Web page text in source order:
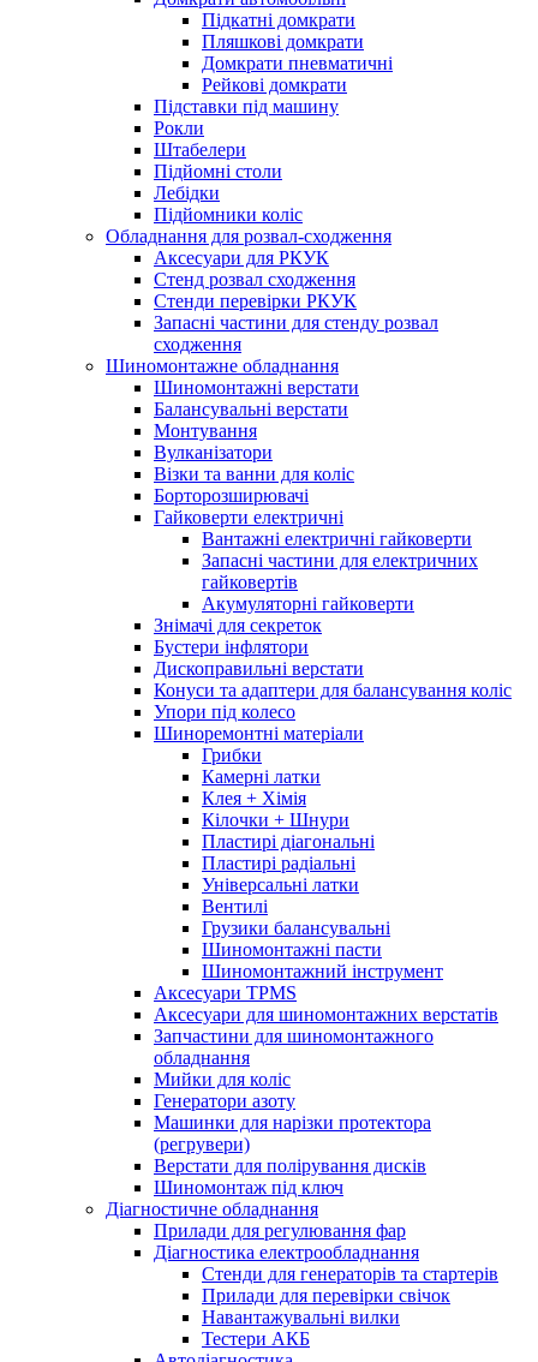
Підкатні домкрати
Пляшкові домкрати
Домкрати пневматичні
Рейкові домкрати
Підставки під машину
Рокли
Штабелери
Підйомні столи
Лебідки
Підйомники коліс
Обладнання для розвал-сходження
Аксесуари для РКУК
Стенд розвал сходження
Стенди перевірки РКУК
Запасні частини для стенду розвал
сходження
Шиномонтажне обладнання
Шиномонтажні верстати
Балансувальні верстати
Монтування
Вулканізатори
Візки та ванни для коліс
Борторозширювачі
Гайковерти електричні
Вантажні електричні гайковерти
Запасні частини для електричних
гайковертів
Акумуляторні гайковерти
Знімачі для секреток
Бустери інфлятори
Дископравильні верстати
Конуси та адаптери для балансування коліс
Упори під колесо
Шиноремонтні матеріали
Грибки
Камерні латки
Клея + Хімія
Кілочки + Шнури
Пластирі діагональні
Пластирі радіальні
Універсальні латки
Вентилі
Грузики балансувальні
Шиномонтажні пасти
Шиномонтажний інструмент
Аксесуари TPMS
Аксесуари для шиномонтажних верстатів
Запчастини для шиномонтажного
обладнання
Мийки для коліс
Генератори азоту
Машинки для нарізки протектора
(регрувери)
Верстати для полірування дисків
Шиномонтаж під ключ
Діагностичне обладнання
Прилади для регулювання фар
Діагностика електрообладнання
Стенди для генераторів та стартерів
Прилади для перевірки свічок
Навантажувальні вилки
Тестери АКБ